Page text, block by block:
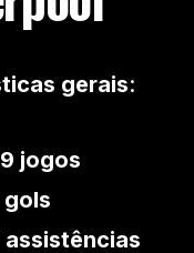
gerais:
jogos
gols
assistências